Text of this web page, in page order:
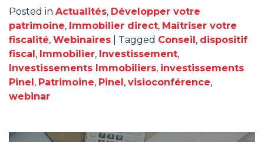
Posted in Actualités, Développer votre
patrimoine, Immobilier direct, Maîtriser votre
fiscalité, Webinaires Tagged Conseil, dispositif
fiscal, Immobilier, Investissement,
Investissements Immobiliers, investissements
Pinel, Patrimoine, Pinel, visioconférence,
webinar